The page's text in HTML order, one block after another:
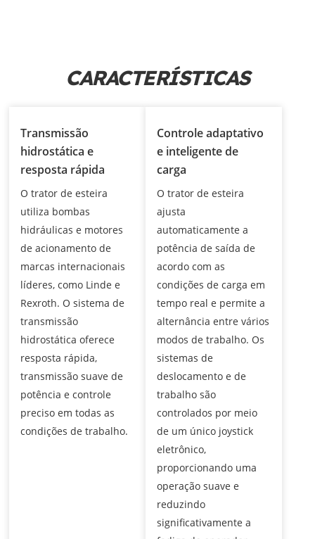
CARACTERÍSTICAS
Transmissão
hidrostática e
resposta rápida
O trator de esteira
utiliza bombas
hidráulicas e motores
de acionamento de
marcas internacionais
líderes, como Linde e
Rexroth. O sistema de
transmissão
hidrostática oferece
resposta rápida,
transmissão suave de
potência e controle
preciso em todas as
condições de trabalho.
Controle adaptativo
e inteligente de
carga
O trator de esteira
ajusta
automaticamente a
potência de saída de
acordo com as
condições de carga em
tempo real e permite a
alternância entre vários
modos de trabalho. Os
sistemas de
deslocamento e de
trabalho são
controlados por meio
de um único joystick
eletrônico,
proporcionando uma
operação suave e
reduzindo
significativamente a